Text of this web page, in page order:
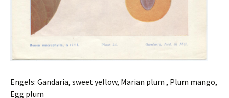
Engels: Gandaria, sweet yellow, Marian plum , Plum mango,
Egg plum